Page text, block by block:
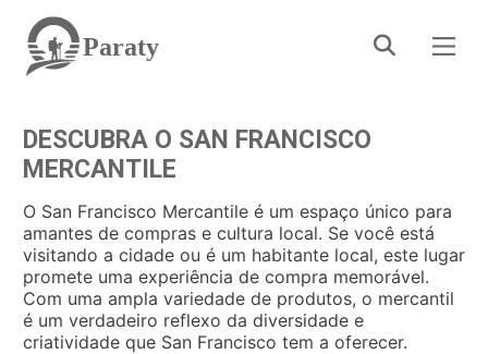
Paraty
DESCUBRA O SAN FRANCISCO
MERCANTILE
O San Francisco Mercantile é um espaço único para
amantes de compras e cultura local. Se você está
visitando a cidade ou é um habitante local, este lugar
promete uma experiência de compra memorável.
Com uma ampla variedade de produtos, o mercantil
é um verdadeiro reflexo da diversidade e
criatividade que San Francisco tem a oferecer.